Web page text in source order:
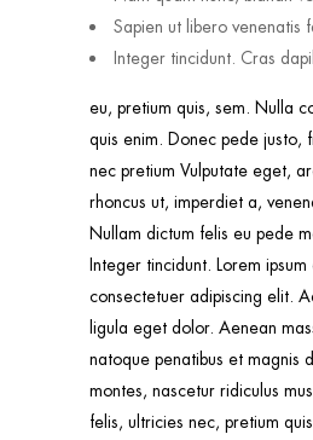
Sapien ut libero venenatis
Integer tincidunt. Cras
eu, pretium quis, sem. Nulla
quis enim. Donec pede justo,
nec pretium Vulputate eget,
rhoncus ut, imperdiet a,
Nullam dictum felis eu pede
Integer tincidunt. Lorem
consectetuer adipiscing elit.
ligula eget dolor. Aenean
natoque penatibus et magnis
montes, nascetur ridiculus
felis, ultricies nec, pretium